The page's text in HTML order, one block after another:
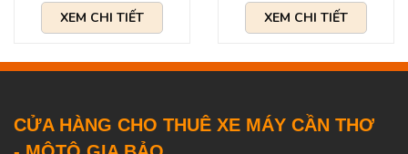
XEM CHI TIẾT XEM CHI TIẾT
CỬA HÀNG CHO THUÊ XE MÁY CẦN THƠ